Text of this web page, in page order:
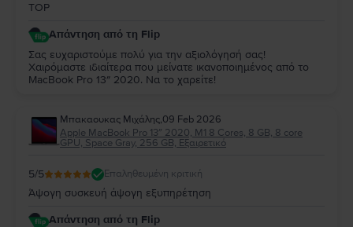
TOP
Απάντηση από τη Flip
Σας ευχαριστούμε πολύ για την αξιολόγησή σας!
Χαιρόμαστε ιδιαίτερα που μείνατε ικανοποιημένος από το
MacBook Pro 13″ 2020. Να το χαρείτε!
Μπακαουκας Μιχάλης,09 Feb 2026
Apple MacBook Pro 13″ 2020, M1 8 Cores, 8 GB, 8 core
GPU, Space Gray, 256 GB, Εξαιρετικό
5/5 Επαληθευμένη κριτική
Άψογη συσκευή άψογη εξυπηρέτηση
Απάντηση από τη Flip